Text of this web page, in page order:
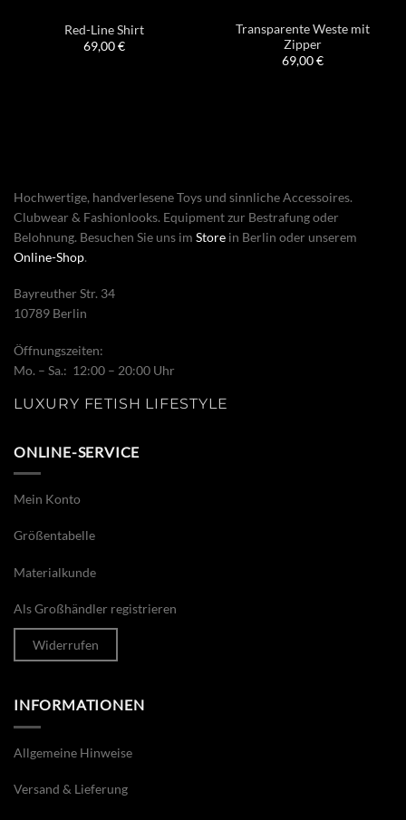
Red-Line Shirt
69,00€
Transparente Weste mit
Zipper
69,00€
Hochwertige, handverlesene Toys und sinnliche Accessoires.
Clubwear & Fashionlooks. Equipment zur Bestrafung oder
Belohnung. Besuchen Sie uns im Store in Berlin oder unserem
Online-Shop.
Bayreuther Str. 34
10789 Berlin
Öffnungszeiten:
Mo. – Sa.: 12:00 – 20:00 Uhr
LUXURY FETISH LIFESTYLE
ONLINE-SERVICE
Mein Konto
Größentabelle
Materialkunde
Als Großhändler registrieren
Widerrufen
INFORMATIONEN
Allgemeine Hinweise
Versand & Lieferung